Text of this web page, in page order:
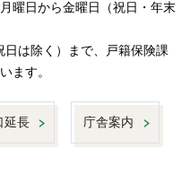
曜日から金曜日（祝日・年末
は除く）まで、戸籍保険課
ます。
延長 庁舎案内